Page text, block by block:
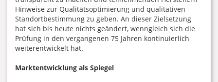
Hinweise zur Qualitätsoptimierung und qualitativen
Standortbestimmung zu geben. An dieser Zielsetzung
hat sich bis heute nichts geändert, wenngleich sich die
Prüfung in den vergangenen 75 Jahren kontinuierlich
weiterentwickelt hat.
Marktentwicklung als Spiegel